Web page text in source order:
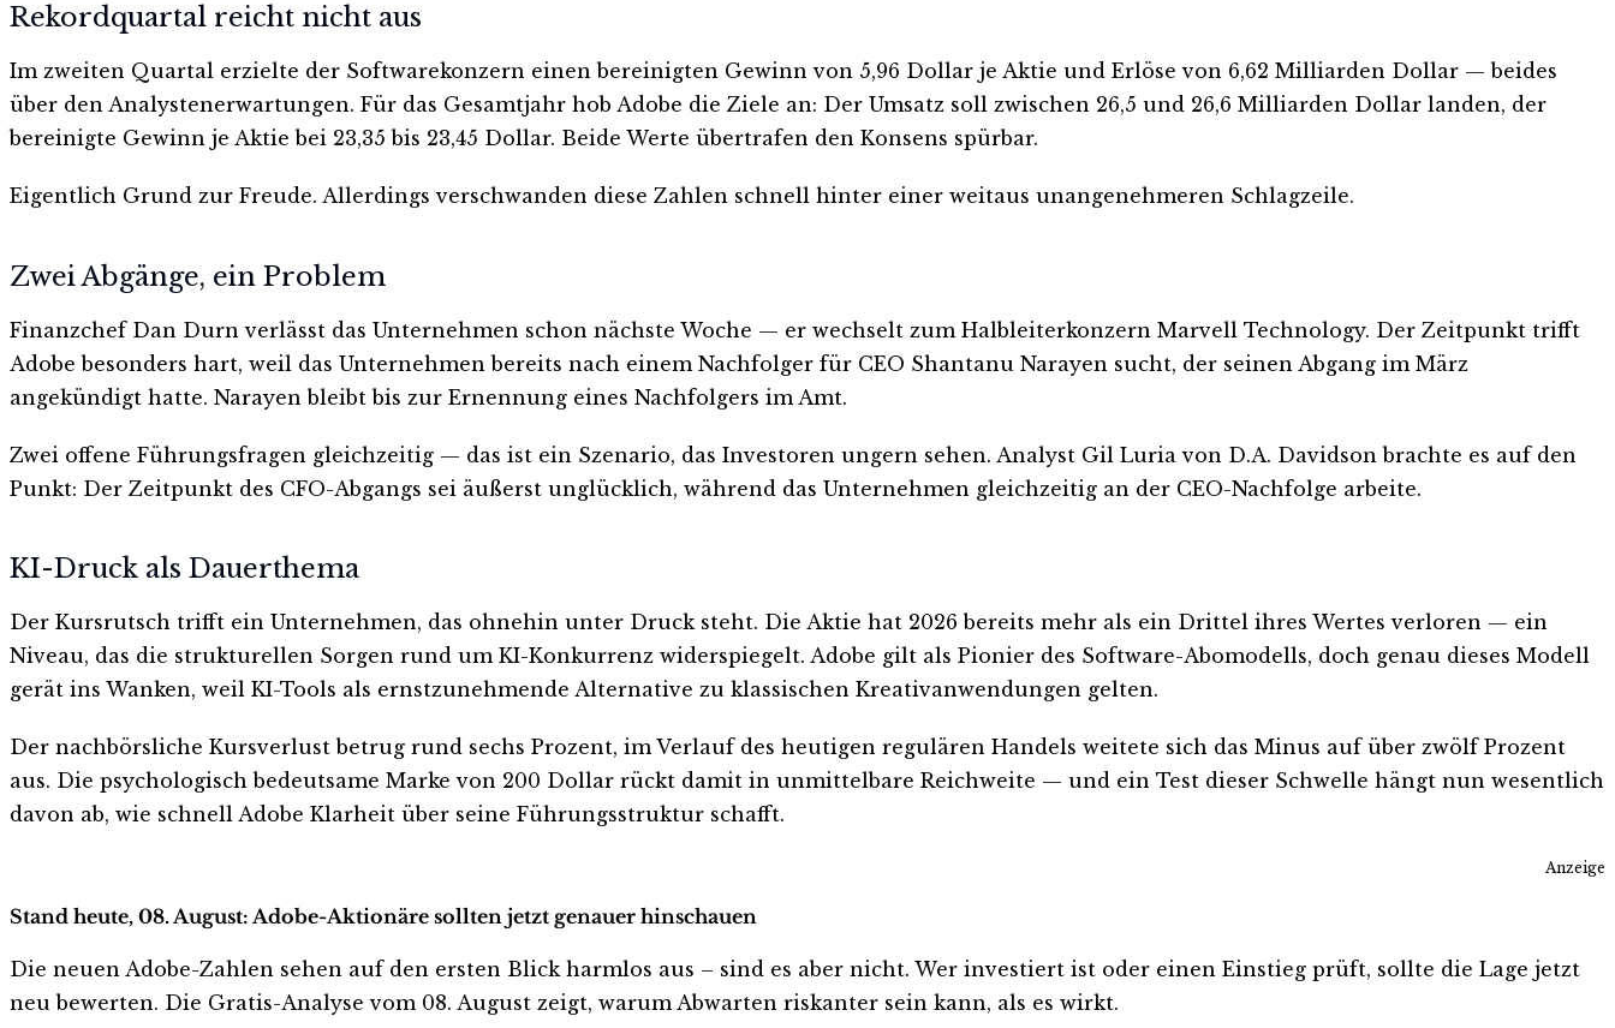
Rekordquartal reicht nicht aus
Im zweiten Quartal erzielte der Softwarekonzern einen bereinigten Gewinn von 5,96 Dollar je Aktie und Erlöse von 6,62 Milliarden Dollar — beides
über den Analystenerwartungen. Für das Gesamtjahr hob Adobe die Ziele an: Der Umsatz soll zwischen 26,5 und 26,6 Milliarden Dollar landen, der
bereinigte Gewinn je Aktie bei 23,35 bis 23,45 Dollar. Beide Werte übertrafen den Konsens spürbar.
Eigentlich Grund zur Freude. Allerdings verschwanden diese Zahlen schnell hinter einer weitaus unangenehmeren Schlagzeile.
Zwei Abgänge, ein Problem
Finanzchef Dan Durn verlässt das Unternehmen schon nächste Woche — er wechselt zum Halbleiterkonzern Marvell Technology. Der Zeitpunkt trifft
Adobe besonders hart, weil das Unternehmen bereits nach einem Nachfolger für CEO Shantanu Narayen sucht, der seinen Abgang im März
angekündigt hatte. Narayen bleibt bis zur Ernennung eines Nachfolgers im Amt.
Zwei offene Führungsfragen gleichzeitig — das ist ein Szenario, das Investoren ungern sehen. Analyst Gil Luria von D.A. Davidson brachte es auf den
Punkt: Der Zeitpunkt des CFO-Abgangs sei äußerst unglücklich, während das Unternehmen gleichzeitig an der CEO-Nachfolge arbeite.
KI-Druck als Dauerthema
Der Kursrutsch trifft ein Unternehmen, das ohnehin unter Druck steht. Die Aktie hat 2026 bereits mehr als ein Drittel ihres Wertes verloren — ein
Niveau, das die strukturellen Sorgen rund um KI-Konkurrenz widerspiegelt. Adobe gilt als Pionier des Software-Abomodells, doch genau dieses Modell
gerät ins Wanken, weil KI-Tools als ernstzunehmende Alternative zu klassischen Kreativanwendungen gelten.
Der nachbörsliche Kursverlust betrug rund sechs Prozent, im Verlauf des heutigen regulären Handels weitete sich das Minus auf über zwölf Prozent
aus. Die psychologisch bedeutsame Marke von 200 Dollar rückt damit in unmittelbare Reichweite — und ein Test dieser Schwelle hängt nun wesentlich
davon ab, wie schnell Adobe Klarheit über seine Führungsstruktur schafft.
Anzeige
Stand heute, 08. August: Adobe-Aktionäre sollten jetzt genauer hinschauen
Die neuen Adobe-Zahlen sehen auf den ersten Blick harmlos aus – sind es aber nicht. Wer investiert ist oder einen Einstieg prüft, sollte die Lage jetzt
neu bewerten. Die Gratis-Analyse vom 08. August zeigt, warum Abwarten riskanter sein kann, als es wirkt.